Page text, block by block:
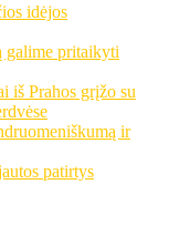
idėjos
galime pritaikyti
iš Prahos grįžo su
ir
patirtys